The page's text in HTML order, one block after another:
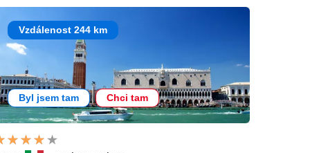
Vzdálenost 244 km
Byl jsem tam Chci tam